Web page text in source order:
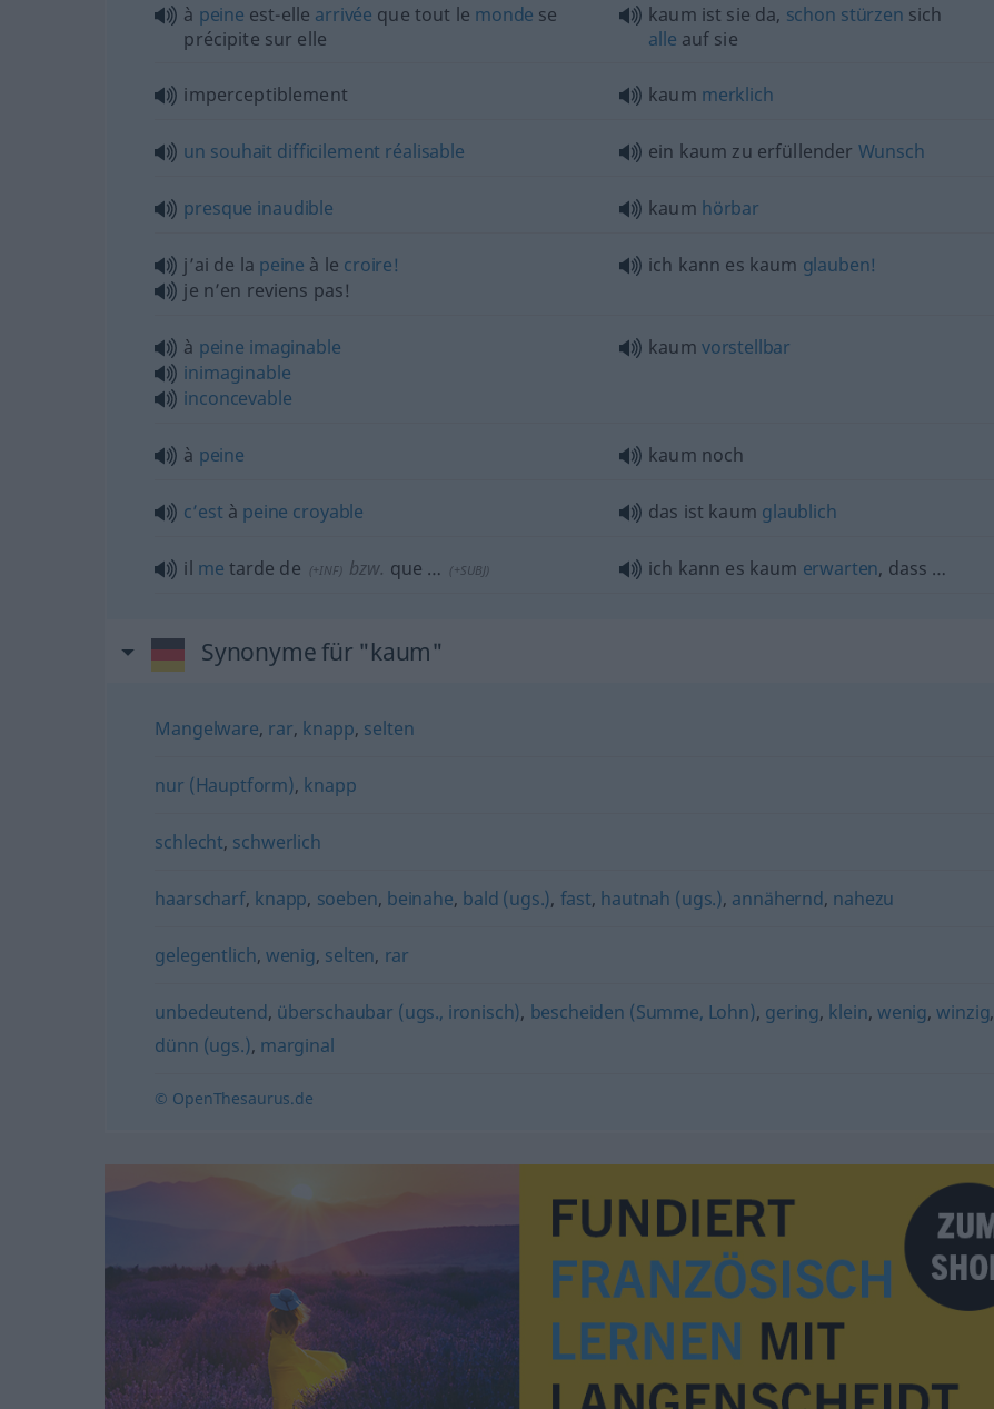
à peine est-elle arrivée que tout le monde se
précipite sur elle
kaum ist sie da, schon stürzen sich
alle auf sie
imperceptiblement kaum merklich
un souhait difficilement réalisable ein kaum zu erfüllender Wunsch
presque inaudible kaum hörbar
j’ai de la peine à le croire!
je n’en reviens pas!
ich kann es kaum glauben!
à peine imaginable
inimaginable
inconcevable
kaum vorstellbar
à peine kaum noch
c’est à peine croyable das ist kaum glaublich
il me tarde de (+INF) bzw. que … (+SUBJ) ich kann es kaum erwarten, dass …
Synonyme für "kaum"
Mangelware, rar, knapp, selten
nur (Hauptform), knapp
schlecht, schwerlich
haarscharf, knapp, soeben, beinahe, bald (ugs.), fast, hautnah (ugs.), annähernd, nahezu
gelegentlich, wenig, selten, rar
unbedeutend, überschaubar (ugs., ironisch), bescheiden (Summe, Lohn), gering, klein, wenig,winzig,
dünn (ugs.), marginal
© OpenThesaurus.de